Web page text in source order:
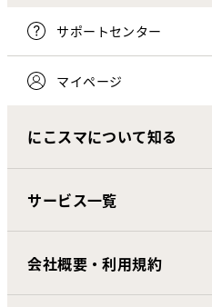
サポートセンター
マイページ
にこスマについて知る
サービス一覧
会社概要・利用規約